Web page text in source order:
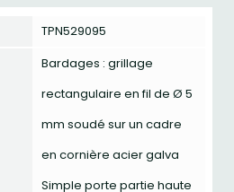
TPN529095
Bardages : grillage
rectangulaire en fil de Ø 5
mm soudé sur un cadre
en cornière acier galva
Simple porte partie haute